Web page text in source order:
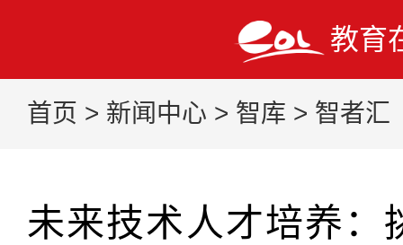
教育
首页 > 新闻中心 > 智库 > 智者汇
未来技术人才培养：